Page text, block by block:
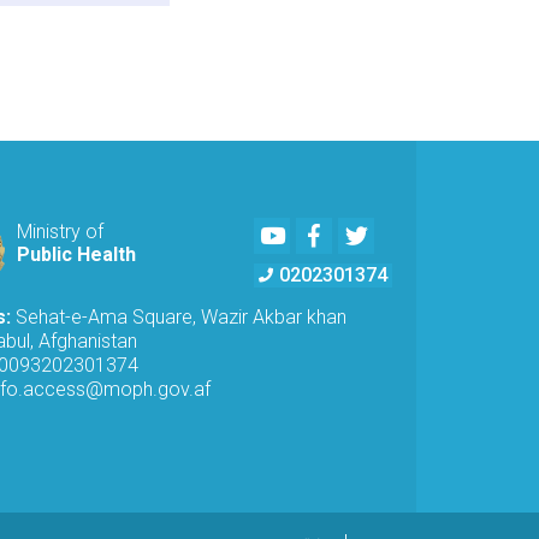
Ministry of
Public Health
YoutubeFacebook
Twitter
0202301374
Sehat-e-Ama Square, Wazir Akbar khan
Afghanistan